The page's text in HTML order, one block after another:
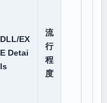
DLL/EX
E Detai
ls
流
行
程
度